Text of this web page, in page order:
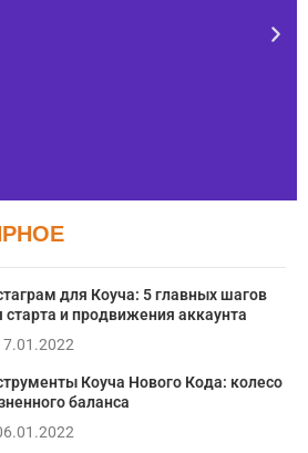
Тест FERMI
главных сферах
для Коуча: 5 главных шагов
старта и продвижения аккаунта
Коуча Нового Кода: колесо
баланса